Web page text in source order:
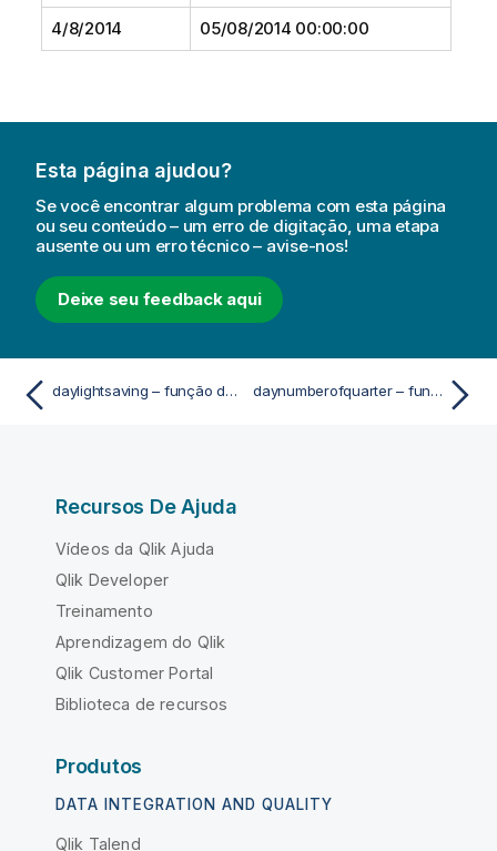
4/8/2014 05/08/2014 00:00:00
Esta página ajudou?
Se você encontrar algum problema com esta página
ou seu conteúdo – um erro de digitação, uma etapa
ausente ou um erro técnico – avise-nos!
Deixe seu feedback aqui
daylightsaving – função de script e gráfico daynumberofquarter – função de script e gráfico
Recursos De Ajuda
Vídeos da Qlik Ajuda
Qlik Developer
Treinamento
Aprendizagem do Qlik
Qlik Customer Portal
Biblioteca de recursos
Produtos
DATA INTEGRATION AND QUALITY
Qlik Talend